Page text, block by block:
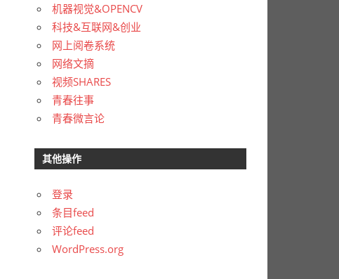
机器视觉&OPENCV
科技&互联网&创业
网上阅卷系统
网络文摘
视频SHARES
青春往事
青春微言论
其他操作
登录
条目feed
评论feed
WordPress.org